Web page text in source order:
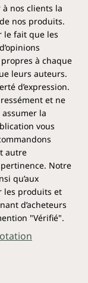
de ricin
et
peut favoriser
brillance
une
complète
Le résultat :
forts et plus
pour toi
silicones, ni
Grâce à sa
–
mais aussi
liquides
nos clients la
nos produits.
le fait que les
à chaque
leurs auteurs.
d’expression.
et ne
la
vous
autre
Notre
qu’aux
les produits et
d’acheteurs
"Vérifié".